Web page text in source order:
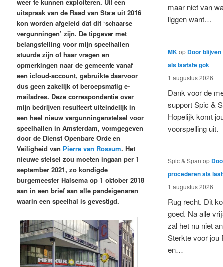
weer te kunnen exploiteren. Uit een
uitspraak van de Raad van State uit 2016
kon worden afgeleid dat dit ‘schaarse
vergunningen’ zijn. De tipgever met
belangstelling voor mijn speelhallen
stuurde zijn of haar vragen en
opmerkingen naar de gemeente vanaf
een icloud-account, gebruikte daarvoor
dus geen zakelijk of beroepsmatig e-
mailadres. Deze correspondentie over
mijn bedrijven resulteert uiteindelijk in
een heel nieuw vergunningenstelsel voor
speelhallen in Amsterdam, vormgegeven
door de Dienst Openbare Orde en
Veiligheid van Pierre van Rossum. Het
nieuwe stelsel zou moeten ingaan per 1
september 2021, zo kondigde
burgemeester Halsema op 1 oktober 2018
aan in een brief aan alle pandeigenaren
waarin een speelhal is gevestigd.
maar niet van
liggen want…
MKop Door
als laatste gok
1 augustus 2026
Dank voor de
support Spic &
Hopelijk komt
voorspelling uit.
Spic & Span op
procederen als
1 augustus 2026
Rug recht. Dit
goed. Na alle
zal het nu niet
Sterkte voor jou
en…